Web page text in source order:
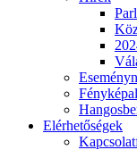
Elérhetőségek